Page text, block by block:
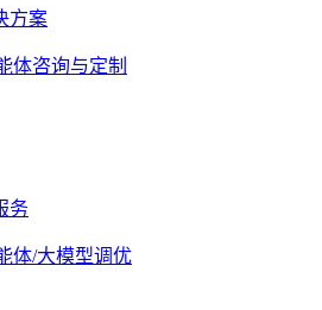
方案
体咨询与定制
务
体/大模型调优